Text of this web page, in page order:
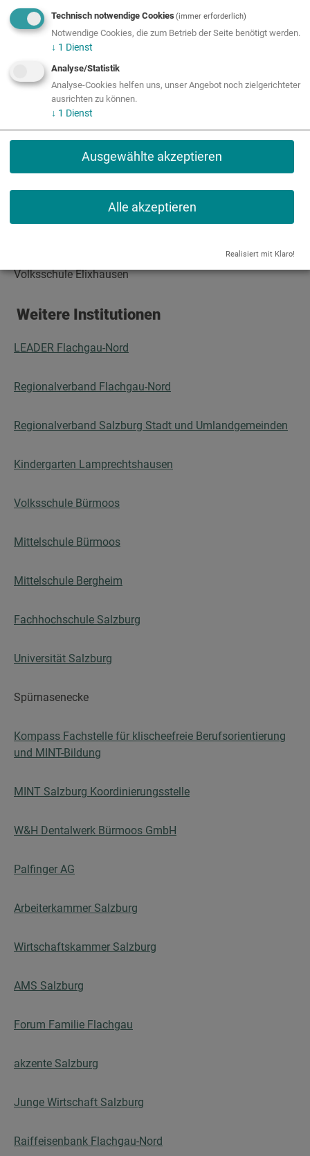
Technisch notwendige Cookies(immer erforderlich)
Notwendige Cookies, die zum Betrieb der Seite benötigt werden.
↓ 1 Dienst
Analyse/Statistik
Analyse-Cookies helfen uns, unser Angebot noch zielgerichteter
ausrichten zu können.
↓ 1 Dienst
Ausgewählte akzeptieren
Alle akzeptieren
Realisiert mit Klaro!
Partner
Bildungseinrichtungen
Mittelschule Eugendorf
Volksschule Eugendorf
Volksschule Elixhausen
Weitere Institutionen
LEADER Flachgau-Nord
Regionalverband Flachgau-Nord
Regionalverband Salzburg Stadt und Umlandgemeinden
Kindergarten Lamprechtshausen
Volksschule Bürmoos
Mittelschule Bürmoos
Mittelschule Bergheim
Fachhochschule Salzburg
Universität Salzburg
Spürnasenecke
Kompass Fachstelle für klischeefreie Berufsorientierung
und MINT-Bildung
MINT Salzburg Koordinierungsstelle
W&H Dentalwerk Bürmoos GmbH
Palfinger AG
Arbeiterkammer Salzburg
Wirtschaftskammer Salzburg
AMS Salzburg
Forum Familie Flachgau
akzente Salzburg
Junge Wirtschaft Salzburg
Raiffeisenbank Flachgau-Nord